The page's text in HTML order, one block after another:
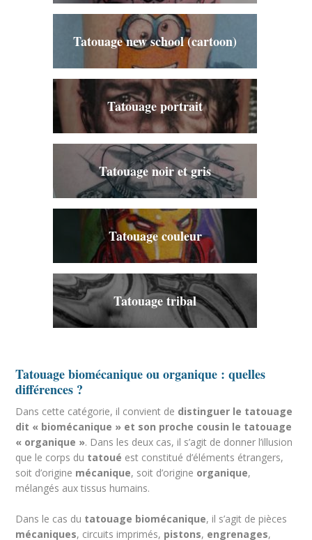
Tatouage new school (cartoon)
Tatouage portrait
Tatouage noir et gris
Tatouage couleur
Tatouage tribal
Tatouage biomécanique ou organique : quelles
différences ?
Dans cette catégorie, il convient de distinguer le tatouage
dit « biomécanique » et son proche cousin le tatouage
« organique ». Dans les deux cas, il s’agit de donner l’illusion
que le corps du tatoué est constitué d’éléments étrangers,
soit d’origine mécanique, soit d’origine organique,
mélangés aux tissus humains.
Dans le cas du tatouage biomécanique, il s’agit de pièces
mécaniques, circuits imprimés, pistons, engrenages,